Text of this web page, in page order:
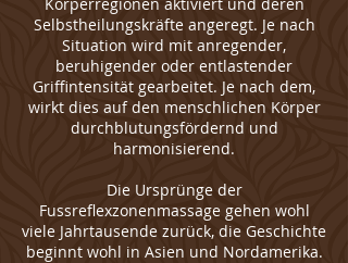
Selbstheilungskräfte angeregt. Je nach
Situation wird mit anregender,
beruhigender oder entlastender
Griffintensität gearbeitet. Je nach dem,
wirkt dies auf den menschlichen Körper
durchblutungsfördernd und
harmonisierend.
Die Ursprünge der
Fussreflexzonenmassage gehen wohl
viele Jahrtausende zurück, die Geschichte
beginnt wohl in Asien und Nordamerika.